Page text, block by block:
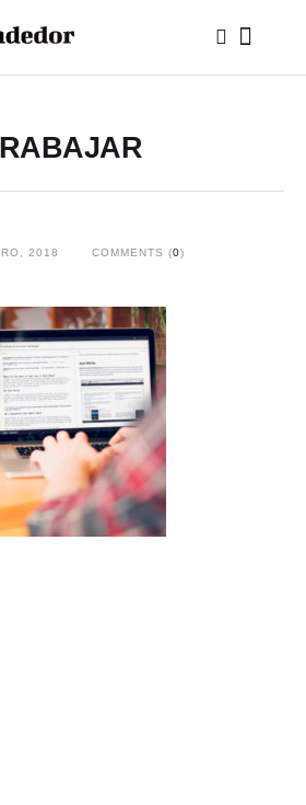
2018 COMMENTS (0)